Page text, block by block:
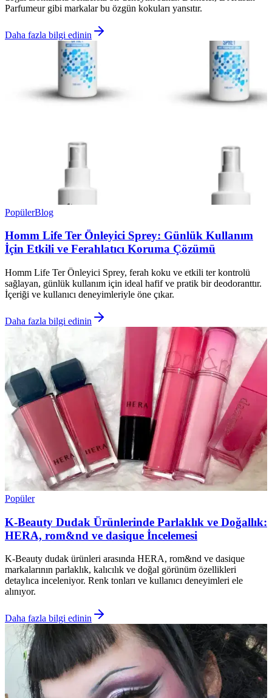
Parfumeur gibi markalar bu özgün kokuları yansıtır.
Daha fazla bilgi edinin
PopülerBlog
Homm Life Ter Önleyici Sprey: Günlük Kullanım
İçin Etkili ve Ferahlatıcı Koruma Çözümü
Homm Life Ter Önleyici Sprey, ferah koku ve etkili ter kontrolü
sağlayan, günlük kullanım için ideal hafif ve pratik bir deodoranttır.
İçeriği ve kullanıcı deneyimleriyle öne çıkar.
Daha fazla bilgi edinin
Popüler
K-Beauty Dudak Ürünlerinde Parlaklık ve Doğallık:
HERA, rom&nd ve dasique İncelemesi
K-Beauty dudak ürünleri arasında HERA, rom&nd ve dasique
markalarının parlaklık, kalıcılık ve doğal görünüm özellikleri
detaylıca inceleniyor. Renk tonları ve kullanıcı deneyimleri ele
alınıyor.
Daha fazla bilgi edinin